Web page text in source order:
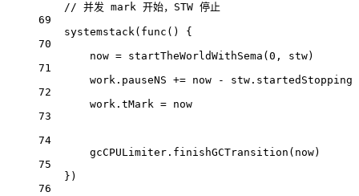
// 并发 mark 开始，STW 停止
69
systemstack( func () {
70
now = startTheWorldWithSema ( 0 , stw)
71
work.pauseNS += now -
stw.startedStopping
72
work.tMark = now
73
74
gcCPULimiter. finishGCTransition (now)
75
})
76